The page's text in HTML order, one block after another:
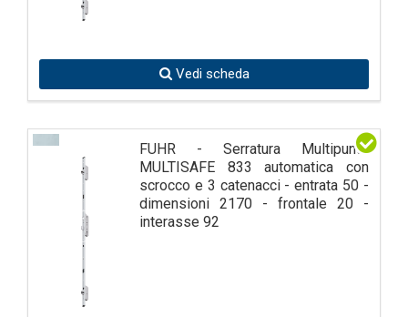
Vedi scheda
FUHR - Serratura Multipunto
MULTISAFE 833 automatica con
scrocco e 3 catenacci - entrata 50 -
dimensioni 2170 - frontale 20 -
interasse 92